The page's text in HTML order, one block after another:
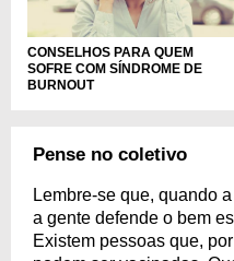
CONSELHOS PARA QUEM
SOFRE COM SÍNDROME DE
BURNOUT
Pense no coletivo
Lembre-se que, quando
a gente defende o bem
Existem pessoas que,